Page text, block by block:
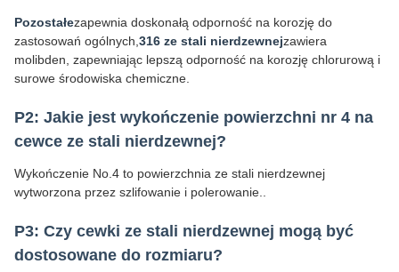
Pozostałezapewnia doskonałą odporność na korozję do
zastosowań ogólnych, 316 ze stali nierdzewnejzawiera
molibden, zapewniając lepszą odporność na korozję chlorurową i
surowe środowiska chemiczne.
P2: Jakie jest wykończenie powierzchni nr 4 na
cewce ze stali nierdzewnej?
Wykończenie No.4 to powierzchnia ze stali nierdzewnej
wytworzona przez szlifowanie i polerowanie..
P3: Czy cewki ze stali nierdzewnej mogą być
dostosowane do rozmiaru?